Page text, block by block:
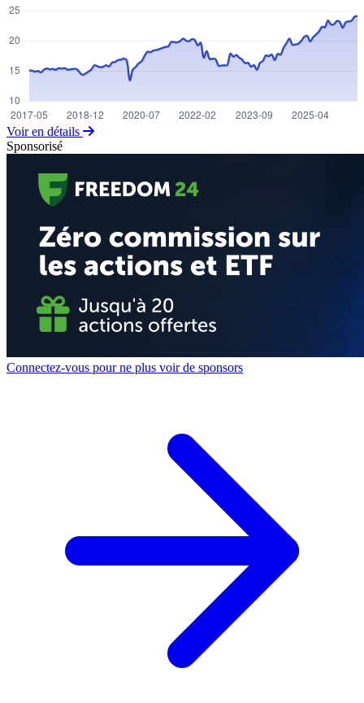
Voir en détails
Sponsorisé
Connectez-vous pour ne plus voir de sponsors